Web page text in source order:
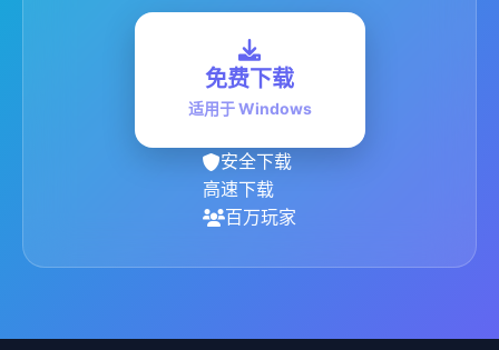
免费下载
适用于 Windows
安全下载
高速下载
百万玩家